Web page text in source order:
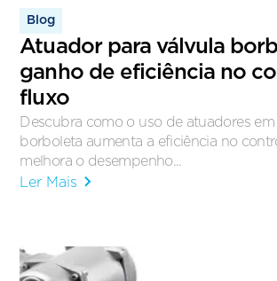
Blog
Atuador para válvula
ganho de eficiência no
fluxo
Descubra como o uso de atuadores em
borboleta aumenta a eficiência no
melhora o desempenho...
Ler Mais